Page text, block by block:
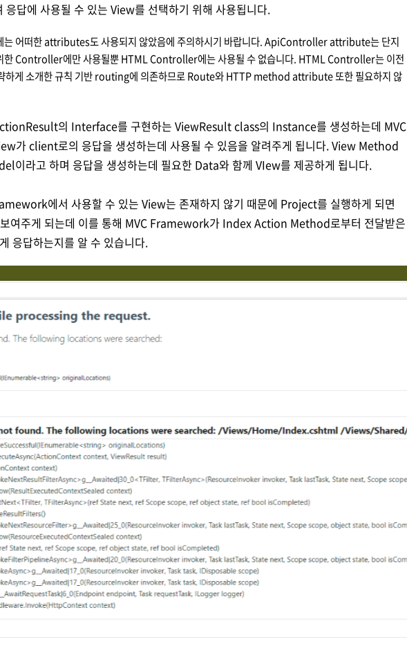
답에 사용될 수 있는 View를 선택하기 위해 사용됩니다.
어떠한 attributes도 사용되지 않았음에 주의하시기 바랍니다. ApiController attribute는 단지
Controller에만 사용될뿐 HTML Controller에는 사용될 수 없습니다. HTML Controller는 이전
하게 소개한 규칙 기반 routing에 의존하므로 Route와 HTTP method attribute 또한 필요하지 않
의 Interface를 구현하는 ViewResult class의 Instance를 생성하는데 MVC
가 client로의 응답을 생성하는데 사용될 수 있음을 알려주게 됩니다. View Method
이라고 하며 응답을 생성하는데 필요한 Data와 함께 VIew를 제공하게 됩니다.
에서 사용할 수 있는 View는 존재하지 않기 때문에 Project를 실행하게 되면
여주게 되는데 이를 통해 MVC Framework가 Index Action Method로부터 전달받은
응답하는지를 알 수 있습니다.